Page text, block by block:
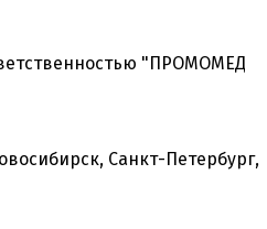
"ПРОМОМЕД
Санкт-Петербург,